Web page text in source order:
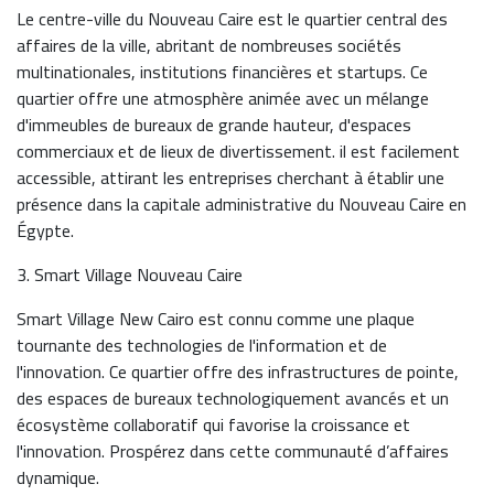
Le centre-ville du Nouveau Caire est le quartier central des
affaires de la ville, abritant de nombreuses sociétés
multinationales, institutions financières et startups. Ce
quartier offre une atmosphère animée avec un mélange
d'immeubles de bureaux de grande hauteur, d'espaces
commerciaux et de lieux de divertissement. il est facilement
accessible, attirant les entreprises cherchant à établir une
présence dans la capitale administrative du Nouveau Caire en
Égypte.
3. Smart Village Nouveau Caire
Smart Village New Cairo est connu comme une plaque
tournante des technologies de l'information et de
l'innovation. Ce quartier offre des infrastructures de pointe,
des espaces de bureaux technologiquement avancés et un
écosystème collaboratif qui favorise la croissance et
l'innovation. Prospérez dans cette communauté d’affaires
dynamique.